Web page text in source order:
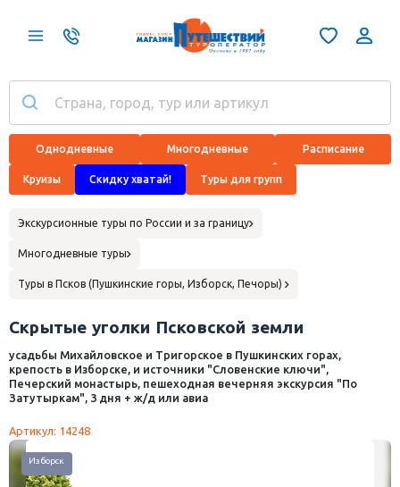
Однодневные Многодневные Расписание
Круизы Скидку хватай! Туры для групп
Экскурсионные туры по России и за границу
Многодневные туры
Туры в Псков (Пушкинские горы, Изборск, Печоры)
Скрытые уголки Псковской земли
усадьбы Михайловское и Тригорское в Пушкинских горах,
крепость в Изборске, и источники "Словенские ключи",
Печерский монастырь, пешеходная вечерняя экскурсия "По
Затутыркам", 3 дня + ж/д или авиа
Артикул: 14248
Изборск